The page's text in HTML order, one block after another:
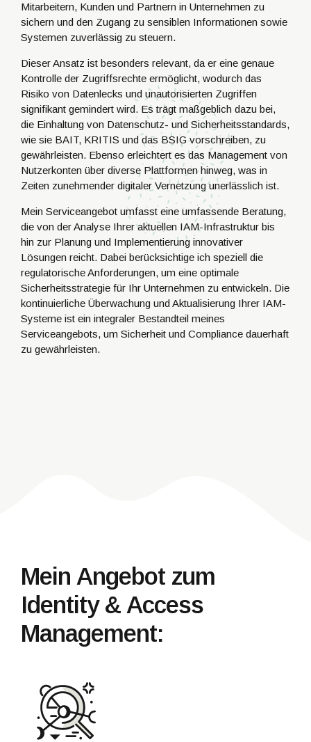
Mitarbeitern, Kunden und Partnern in Unternehmen zu
sichern und den Zugang zu sensiblen Informationen sowie
Systemen zuverlässig zu steuern.
Dieser Ansatz ist besonders relevant, da er eine genaue
Kontrolle der Zugriffsrechte ermöglicht, wodurch das
Risiko von Datenlecks und unautorisierten Zugriffen
signifikant gemindert wird. Es trägt maßgeblich dazu bei,
die Einhaltung von Datenschutz- und Sicherheitsstandards,
wie sie BAIT, KRITIS und das BSIG vorschreiben, zu
gewährleisten. Ebenso erleichtert es das Management von
Nutzerkonten über diverse Plattformen hinweg, was in
Zeiten zunehmender digitaler Vernetzung unerlässlich ist.
Mein Serviceangebot umfasst eine umfassende Beratung,
die von der Analyse Ihrer aktuellen IAM-Infrastruktur bis
hin zur Planung und Implementierung innovativer
Lösungen reicht. Dabei berücksichtige ich speziell die
regulatorische Anforderungen, um eine optimale
Sicherheitsstrategie für Ihr Unternehmen zu entwickeln. Die
kontinuierliche Überwachung und Aktualisierung Ihrer IAM-
Systeme ist ein integraler Bestandteil meines
Serviceangebots, um Sicherheit und Compliance dauerhaft
zu gewährleisten.
Mein Angebot zum
Identity & Access
Management: